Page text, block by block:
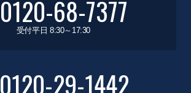
0120-68-7377
受付平日 8:30～17:30
0120-29-1442